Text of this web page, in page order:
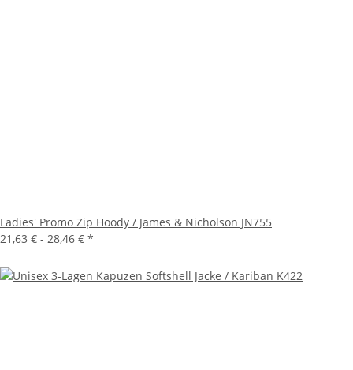
Ladies' Promo Zip Hoody / James & Nicholson JN755
21,63 € - 28,46 € *